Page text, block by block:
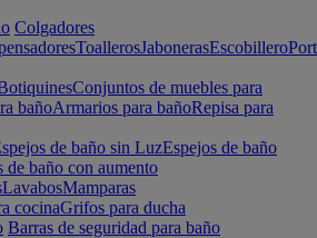
Colgadores
ToallerosJabonerasEscobillero
Conjuntos de muebles para
bañoArmarios para bañoRepisa para
de baño sin LuzEspejos de baño
de baño con aumento
LavabosMamparas
cocinaGrifos para ducha
Barras de seguridad para baño